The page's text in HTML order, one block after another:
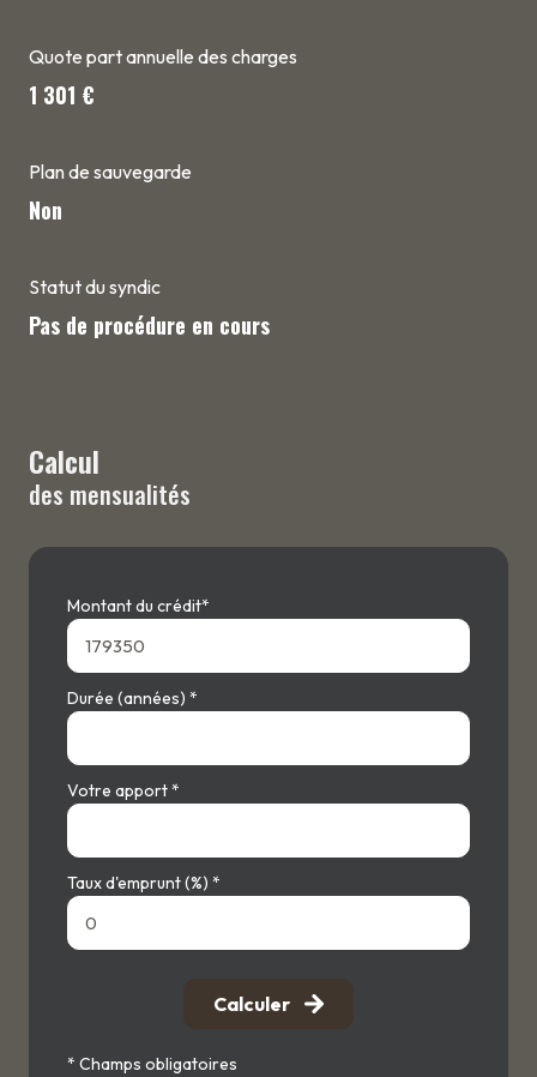
Quote part annuelle des charges
1 301 €
Plan de sauvegarde
Non
Statut du syndic
Pas de procédure en cours
Calcul
des mensualités
Montant du crédit*
Durée (années) *
Votre apport *
Taux d'emprunt (%) *
Calculer
* Champs obligatoires